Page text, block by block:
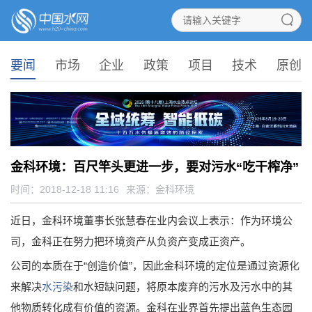
要闻 市场 企业 政策 项目 技术 原创
金科环境：百尺竿头更进一步，要对污水“吃干榨净”
时间：2018-12-18 11:16 来源： 金科环境
近日，金科环境董事长张慧春在业内会议上表示：作为环境公
司，金科正在努力把环境资产从负资产变成正资产。
公司的本质在于“创造价值”，因此金科环境的定位是通过资源化
来解决水污染和水短缺问题，将原本废弃的污水及污水中的其
他物质转化成有价值的资源。金科在业界首先提出蓝色生态园